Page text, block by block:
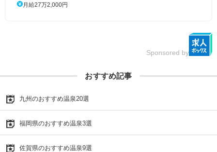
月給27万2,000円
Sponsored by
おすすめ記事
九州のおすすめ温泉20選
福岡県のおすすめ温泉3選
佐賀県のおすすめ温泉9選